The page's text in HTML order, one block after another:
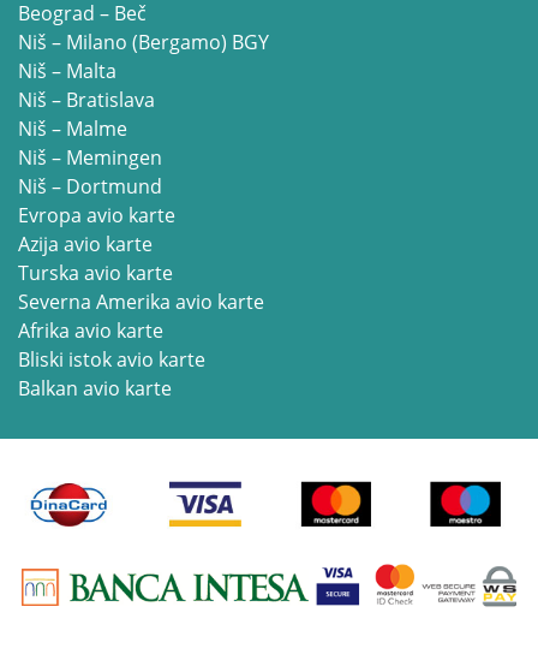
Beograd – Beč
Niš – Milano (Bergamo) BGY
Niš – Malta
Niš – Bratislava
Niš – Malme
Niš – Memingen
Niš – Dortmund
Evropa avio karte
Azija avio karte
Turska avio karte
Severna Amerika avio karte
Afrika avio karte
Bliski istok avio karte
Balkan avio karte